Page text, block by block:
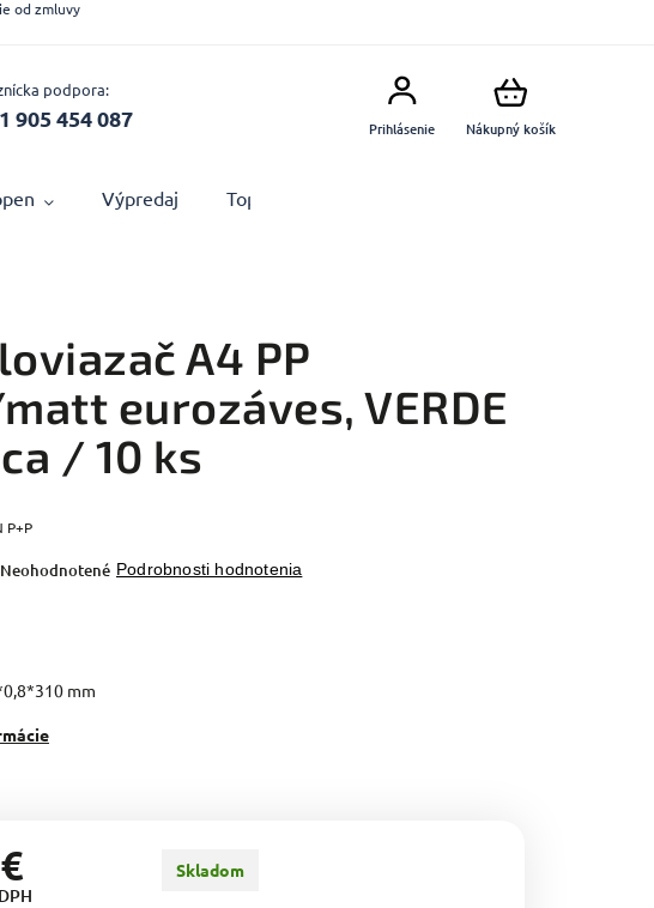
od zmluvy
podpora:
905 454 087 Nákupný košík
Prihlásenie
Výpredaj Top produkty
A4 PP
eurozáves, VERDE
/ 10 ks
Neohodnotené Podrobnosti hodnotenia
mm
P+P
Skladom